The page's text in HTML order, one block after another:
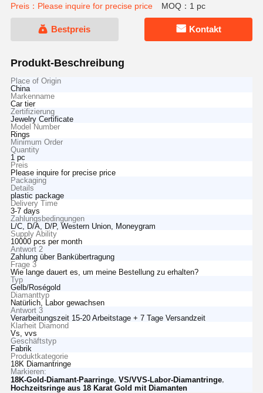
Preis：Please inquire for precise price MOQ：1 pc
Bestpreis Kontakt
Produkt-Beschreibung
Place of Origin
China
Markenname
Car tier
Zertifizierung
Jewelry Certificate
Model Number
Rings
Minimum Order
Quantity
1 pc
Preis
Please inquire for precise price
Packaging
Details
plastic package
Delivery Time
3-7 days
Zahlungsbedingungen
L/C, D/A, D/P, Western Union, Moneygram
Supply Ability
10000 pcs per month
Antwort 2
Zahlung über Bankübertragung
Frage 3
Wie lange dauert es, um meine Bestellung zu erhalten?
Typ
Gelb/Roségold
Diamanttyp
Natürlich, Labor gewachsen
Antwort 3
Verarbeitungszeit 15-20 Arbeitstage + 7 Tage Versandzeit
Klarheit Diamond
Vs, vvs
Geschäftstyp
Fabrik
Produktkategorie
18K Diamantringe
Markieren:
18K-Gold-Diamant-Paarringe, VS/VVS-Labor-Diamantringe,
Hochzeitsringe aus 18 Karat Gold mit Diamanten